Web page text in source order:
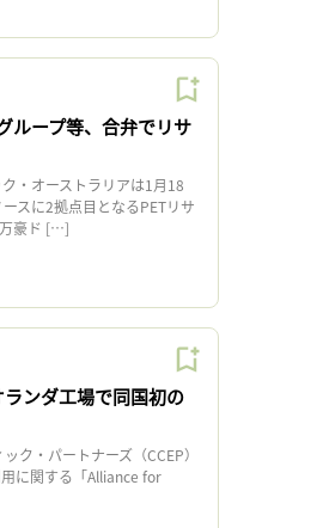
ループ等、合弁でリサ
・オーストラリアは1月18
スに2拠点目となるPETリサ
豪ド […]
ランダ工場で同国初の
ク・パートナーズ（CCEP）
に関する「Alliance for